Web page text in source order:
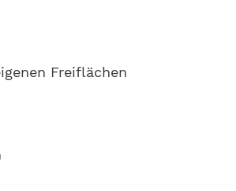
Freiflächen